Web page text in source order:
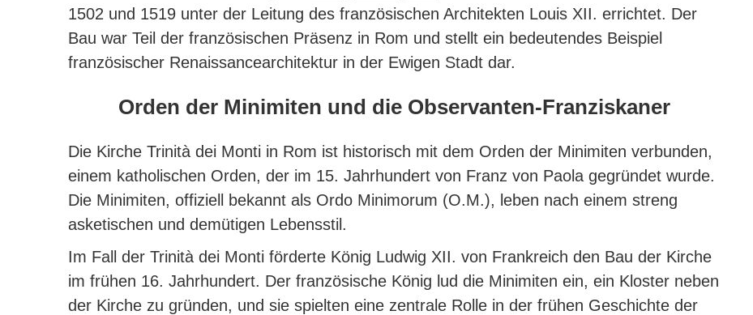
1502 und 1519 unter der Leitung des französischen Architekten Louis XII. errichtet. Der
Bau war Teil der französischen Präsenz in Rom und stellt ein bedeutendes Beispiel
französischer Renaissancearchitektur in der Ewigen Stadt dar.
Orden der Minimiten und die Observanten-Franziskaner
Die Kirche Trinità dei Monti in Rom ist historisch mit dem Orden der Minimiten verbunden,
einem katholischen Orden, der im 15. Jahrhundert von Franz von Paola gegründet wurde.
Die Minimiten, offiziell bekannt als Ordo Minimorum (O.M.), leben nach einem streng
asketischen und demütigen Lebensstil.
Im Fall der Trinità dei Monti förderte König Ludwig XII. von Frankreich den Bau der Kirche
im frühen 16. Jahrhundert. Der französische König lud die Minimiten ein, ein Kloster neben
der Kirche zu gründen, und sie spielten eine zentrale Rolle in der frühen Geschichte der